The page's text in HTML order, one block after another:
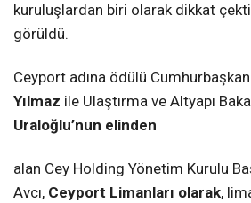
kuruluşlardan biri olarak dikkat
görüldü.
Ceyport adına ödülü Cumhurbaşkanı
Yılmaz ile Ulaştırma ve Altyapı
Uraloğlu’nun elinden
alan Cey Holding Yönetim Kurulu
Avcı, Ceyport Limanları olarak,